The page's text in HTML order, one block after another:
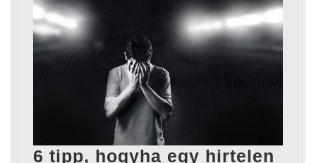
6 tipp, hogyha egy hirtelen